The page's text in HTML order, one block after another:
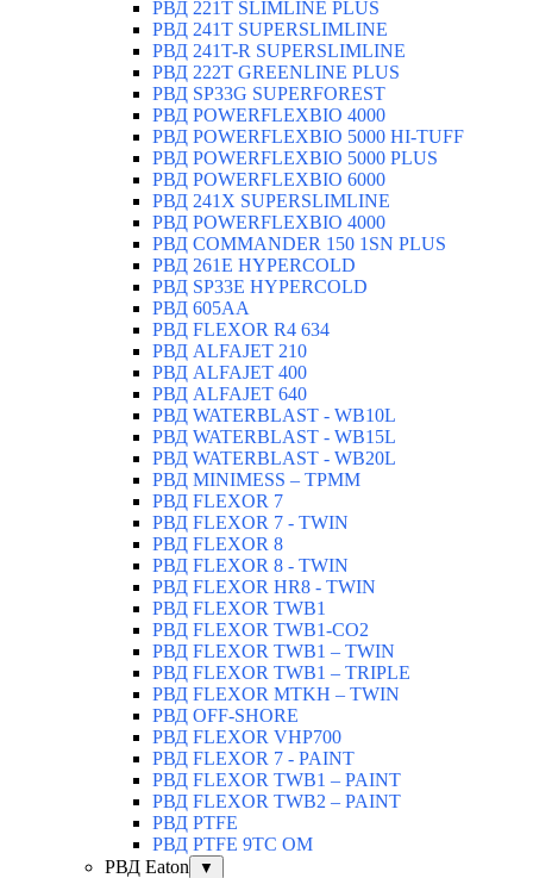
РВД 221T SLIMLINE PLUS
РВД 241T SUPERSLIMLINE
РВД 241T-R SUPERSLIMLINE
РВД 222T GREENLINE PLUS
РВД SP33G SUPERFOREST
РВД POWERFLEXBIO 4000
РВД POWERFLEXBIO 5000 HI-TUFF
РВД POWERFLEXBIO 5000 PLUS
РВД POWERFLEXBIO 6000
РВД 241X SUPERSLIMLINE
РВД POWERFLEXBIO 4000
РВД СOMMANDER 150 1SN PLUS
РВД 261E HYPERCOLD
РВД SP33E HYPERCOLD
РВД 605AA
РВД FLEXOR R4 634
РВД ALFAJET 210
РВД ALFAJET 400
РВД ALFAJET 640
РВД WATERBLAST - WB10L
РВД WATERBLAST - WB15L
РВД WATERBLAST - WB20L
РВД MINIMESS – TPMM
РВД FLEXOR 7
РВД FLEXOR 7 - TWIN
РВД FLEXOR 8
РВД FLEXOR 8 - TWIN
РВД FLEXOR HR8 - TWIN
РВД FLEXOR TWB1
РВД FLEXOR TWB1-CO2
РВД FLEXOR TWB1 – TWIN
РВД FLEXOR TWB1 – TRIPLE
РВД FLEXOR MTKH – TWIN
РВД OFF-SHORE
РВД FLEXOR VHP700
РВД FLEXOR 7 - PAINT
РВД FLEXOR TWB1 – PAINT
РВД FLEXOR TWB2 – PAINT
РВД PTFE
РВД PTFE 9TC OM
РВД Eaton
▼